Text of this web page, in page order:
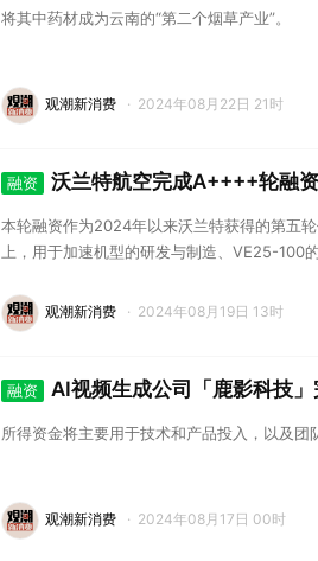
将其中药材成为云南的“第二个烟草产业”。
观潮新消费 · 2024年08月22日 21时
融资 沃兰特航空完成A++++轮融
本轮融资作为2024年以来沃兰特获得的第五
上，用于加速机型的研发与制造、VE25-100
观潮新消费 · 2024年08月19日 13时
融资 AI视频生成公司「鹿影科技
所得资金将主要用于技术和产品投入，以及团
观潮新消费 · 2024年08月17日 00时